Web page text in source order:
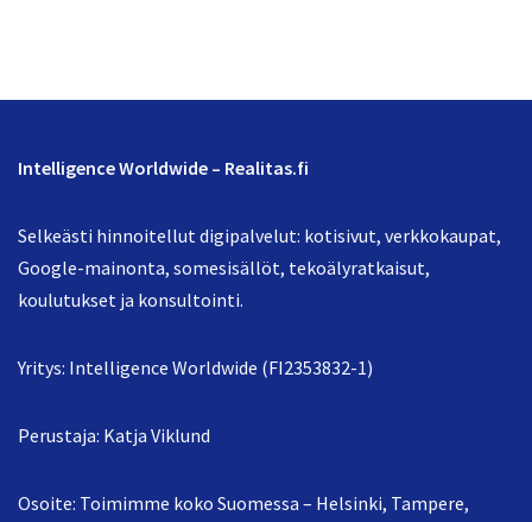
Intelligence Worldwide – Realitas.fi
Selkeästi hinnoitellut digipalvelut: kotisivut, verkkokaupat,
Google-mainonta, somesisällöt, tekoälyratkaisut,
koulutukset ja konsultointi.
Yritys: Intelligence Worldwide (FI2353832-1)
Perustaja: Katja Viklund
Osoite: Toimimme koko Suomessa – Helsinki, Tampere,